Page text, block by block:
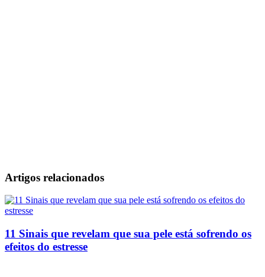
Artigos relacionados
11 Sinais que revelam que sua pele está sofrendo os
efeitos do estresse